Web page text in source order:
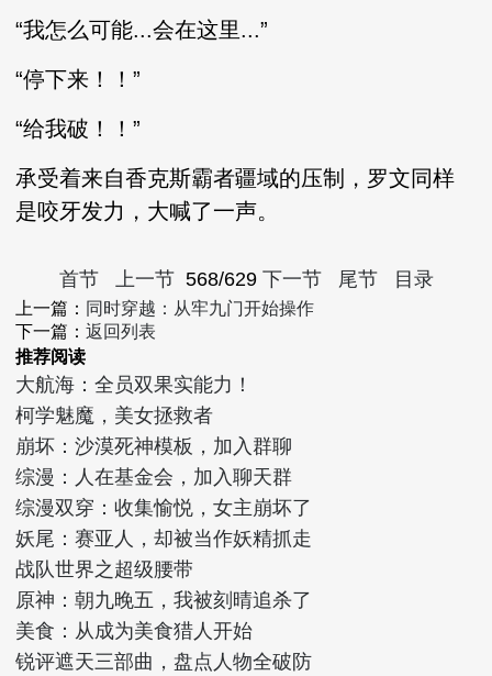
“我怎么可能...会在这里...”
“停下来！！”
“给我破！！”
承受着来自香克斯霸者疆域的压制，罗文同样
是咬牙发力，大喊了一声。
首节 上一节 568/629 下一节 尾节 目录
上一篇： 同时穿越：从牢九门开始操作
下一篇：返回列表
推荐阅读
大航海：全员双果实能力！
柯学魅魔，美女拯救者
崩坏：沙漠死神模板，加入群聊
综漫：人在基金会，加入聊天群
综漫双穿：收集愉悦，女主崩坏了
妖尾：赛亚人，却被当作妖精抓走
战队世界之超级腰带
原神：朝九晚五，我被刻晴追杀了
美食：从成为美食猎人开始
锐评遮天三部曲，盘点人物全破防